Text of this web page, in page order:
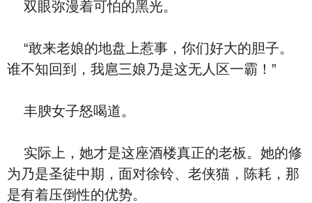
双眼弥漫着可怕的黑光。
“敢来老娘的地盘上惹事，你们好大的胆子。
谁不知回到，我扈三娘乃是这无人区一霸！”
丰腴女子怒喝道。
实际上，她才是这座酒楼真正的老板。她的修
为乃是圣徒中期，面对徐铃、老侠猫，陈耗，那
是有着压倒性的优势。